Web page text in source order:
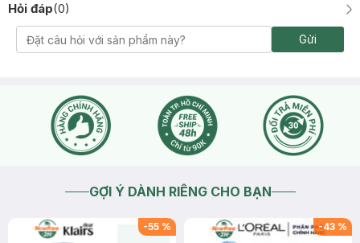
Hỏi đáp(0)
Gửi
GỢI Ý DÀNH RIÊNG CHO BẠN
-55 % -43 %